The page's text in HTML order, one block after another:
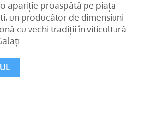
apariție proaspătă pe piața
un producător de dimensiuni
cu vechi tradiții în viticultură –